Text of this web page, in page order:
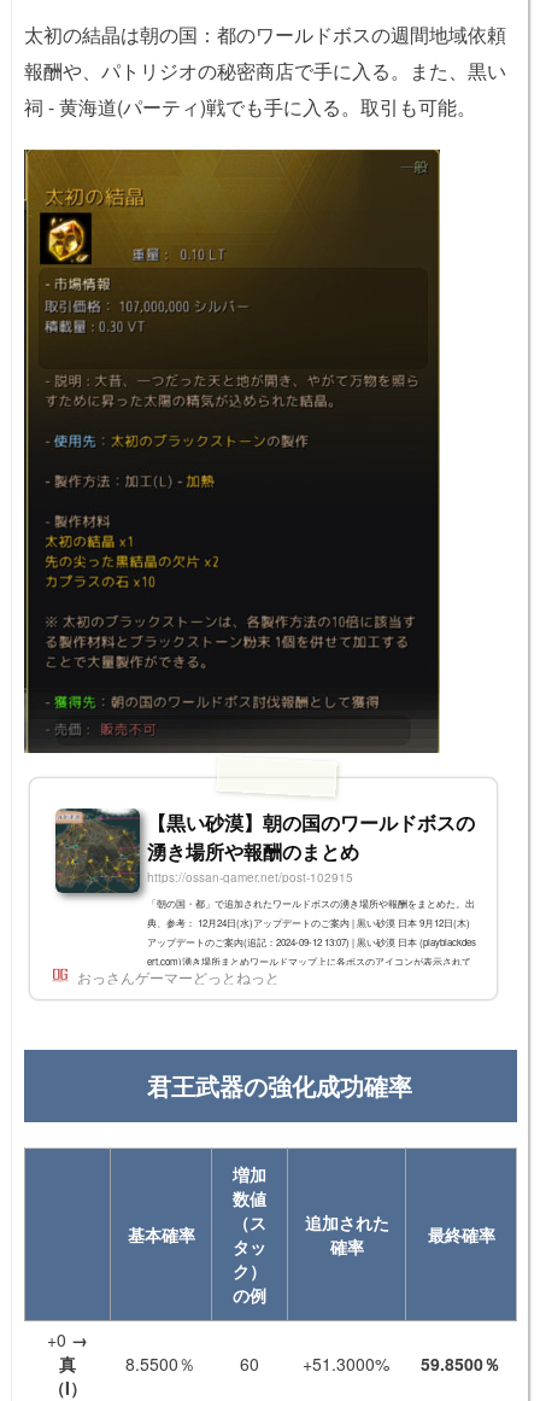
太初の結晶は朝の国：都のワールドボスの週間地域依頼
報酬や、パトリジオの秘密商店で手に入る。また、黒い
祠 - 黄海道(パーティ)戦でも手に入る。取引も可能。
【黒い砂漠】朝の国のワールドボスの
湧き場所や報酬のまとめ
https://ossan-gamer.net/post-102915
「朝の国・都」で追加されたワールドボスの湧き場所や報酬をまとめた。出
典、参考： 12月24日(水)アップデートのご案内 | 黒い砂漠 日本 9月12日(木)
アップデートのご案内(追記：2024-09-12 13:07) | 黒い砂漠 日本 (playblackdes
ert.com)湧き場所まとめワールドマップ上に各ボスのアイコンが表示されて
いるので、それを右クリックすれば目的地までのルートが出る。(ただし、
山君と金豚王は「ワールドボス」とは表示されていないので注意)それぞれ
おっさんゲーマーどっとねっと
君王武器の強化成功確率
基本確率
増加
数値
（ス
タッ
ク）
の例
追加された
確率
最終確率
+0 →
真
（I）
8.5500％ 60 +51.3000% 59.8500％